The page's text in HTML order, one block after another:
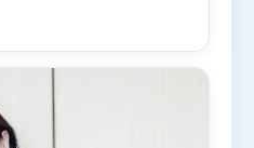
年6月20日（中国大